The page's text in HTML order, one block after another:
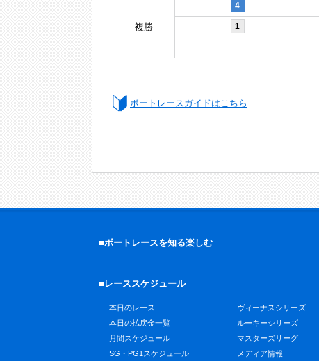
複勝
4
1
ボートレースガイドはこちら
■ボートレースを知る楽しむ
■レーススケジュール
本日のレース
本日の払戻金一覧
月間スケジュール
SG・PG1スケジュール
ヴィーナスシリーズ
ルーキーシリーズ
マスターズリーグ
メディア情報